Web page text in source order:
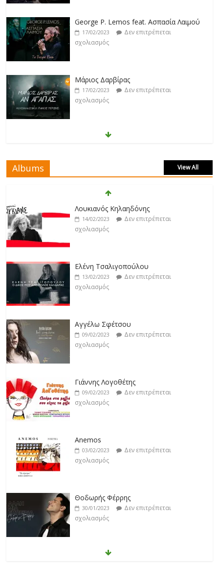
George P. Lemos feat. Ασπασία Λαιμού
17/02/2023
Δεν επιτρέπεται
σχολιασμός
Μάριος Δαρβίρας
17/02/2023
Δεν επιτρέπεται
σχολιασμός
Άρτεμις Ρέντζιου
19/02/2023
Δεν επιτρέπεται
σχολιασμός
19/02/2023
Δεν επιτρέπεται
σχολιασμός
18/02/2023
Δεν επιτρέπεται
σχολιασμός
Albums View All
Λουκιανός Κηλαηδόνης
14/02/2023
Δεν επιτρέπεται
σχολιασμός
Ελένη Τσαλιγοπούλου
13/02/2023
Δεν επιτρέπεται
σχολιασμός
Αγγέλω Σφέτσου
09/02/2023
Δεν επιτρέπεται
σχολιασμός
Γιάννης Λογοθέτης
09/02/2023
Δεν επιτρέπεται
σχολιασμός
Anemos
03/02/2023
Δεν επιτρέπεται
σχολιασμός
Θοδωρής Φέρρης
30/01/2023
Δεν επιτρέπεται
σχολιασμός
Νίκος Ζιώγαλας